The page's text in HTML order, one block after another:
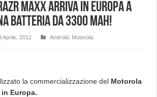
Maxx arriva in Europa a
batteria da 3300 mAh!
Aprile, 2012 Android Motorola
la commercializzazione del Motorola
in Europa.